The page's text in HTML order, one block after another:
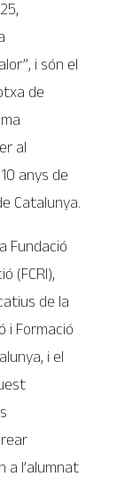
i són el
de
al
anys de
Catalunya.
Fundació
(FCRI),
de la
i Formació
i el
a l’alumnat